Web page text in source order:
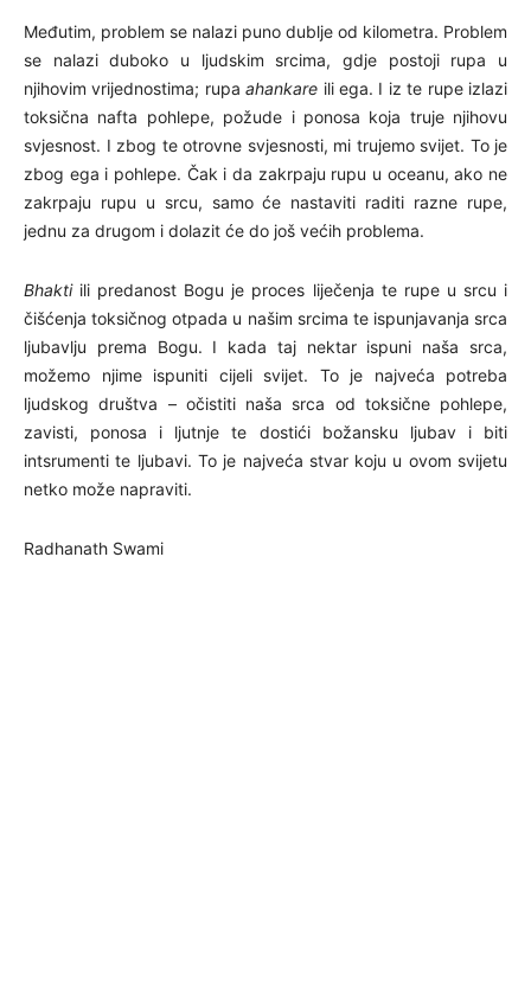
Međutim, problem se nalazi puno dublje od kilometra. Problem
se nalazi duboko u ljudskim srcima, gdje postoji rupa u
njihovim vrijednostima; rupaahankare ili ega. I iz te rupe izlazi
toksična nafta pohlepe, požude i ponosa koja truje njihovu
svjesnost. I zbog te otrovne svjesnosti, mi trujemo svijet. To je
zbog ega i pohlepe. Čak i da zakrpaju rupu u oceanu, ako ne
zakrpaju rupu u srcu, samo će nastaviti raditi razne rupe,
jednu za drugom i dolazit će do još većih problema.
Bhaktiili predanost Bogu je proces liječenja te rupe u srcu i
čišćenja toksičnog otpada u našim srcima te ispunjavanja srca
ljubavlju prema Bogu. I kada taj nektar ispuni naša srca,
možemo njime ispuniti cijeli svijet. To je najveća potreba
ljudskog društva – očistiti naša srca od toksične pohlepe,
zavisti, ponosa i ljutnje te dostići božansku ljubav i biti
intsrumenti te ljubavi. To je najveća stvar koju u ovom svijetu
netko može napraviti.
Radhanath Swami